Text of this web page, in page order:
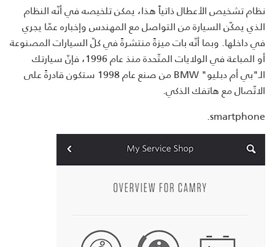
نظام تشخيص الأعطال ذاتياً هذا، يمكن تلخيصه في أنّه النظام
الذي يمكّن السيارة من التواصل مع المهندس وإخباره عمّا يجري
في داخلها. وبما أنّه بات ميزةً منتشرةً في كلّ السيارات المصنوعة
أو المباعة في الولايات المتّحدة منذ عام 1996، فإنّ سيارتك
الـ"بي أم دبليو" BMW من صنع عام 1998 ستكون قادرةً على
الاتّصال مع هاتفك الذكي.
smartphone.